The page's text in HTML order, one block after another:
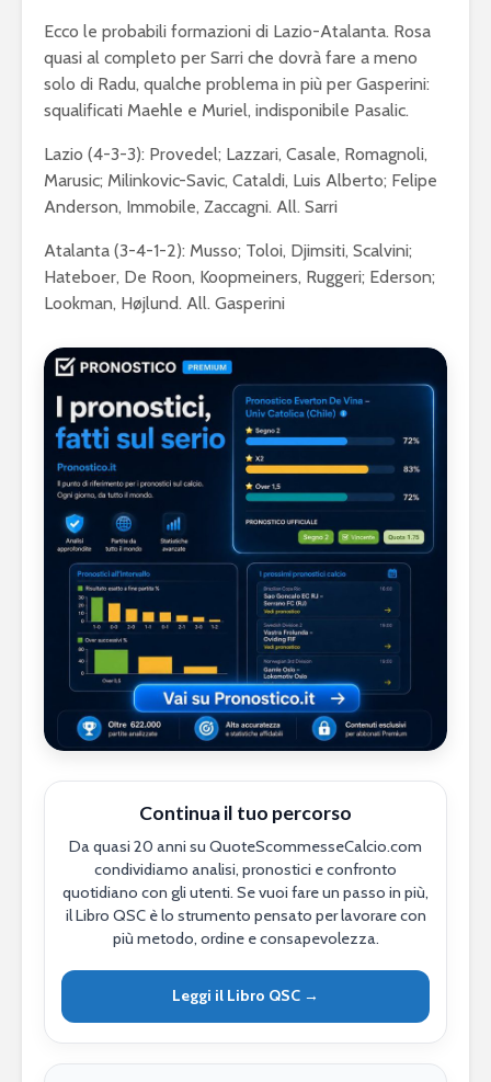
Ecco le probabili formazioni di Lazio-Atalanta. Rosa
quasi al completo per Sarri che dovrà fare a meno
solo di Radu, qualche problema in più per Gasperini:
squalificati Maehle e Muriel, indisponibile Pasalic.
Lazio (4-3-3): Provedel; Lazzari, Casale, Romagnoli,
Marusic; Milinkovic-Savic, Cataldi, Luis Alberto; Felipe
Anderson, Immobile, Zaccagni. All. Sarri
Atalanta (3-4-1-2): Musso; Toloi, Djimsiti, Scalvini;
Hateboer, De Roon, Koopmeiners, Ruggeri; Ederson;
Lookman, Højlund. All. Gasperini
Continua il tuo percorso
Da quasi 20 anni su QuoteScommesseCalcio.com
condividiamo analisi, pronostici e confronto
quotidiano con gli utenti. Se vuoi fare un passo in più,
il Libro QSC è lo strumento pensato per lavorare con
più metodo, ordine e consapevolezza.
Leggi il Libro QSC →